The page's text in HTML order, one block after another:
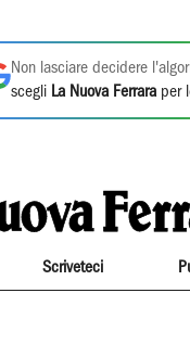
Non lasciare decidere
scegli La Nuova Ferrara per
Scriveteci